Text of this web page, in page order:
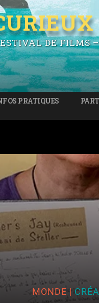
DE FILMS
PRATIQUES
MONDE |